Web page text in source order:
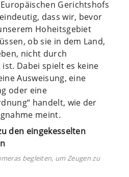
Gerichtshofs
dass wir, bevor
Hoheitsgebiet
ob sie in dem Land,
nicht durch
Dabei spielt es keine
Ausweisung, eine
oder eine
handelt, wie der
meint.
den eingekesselten
begleiten, um Zeugen zu